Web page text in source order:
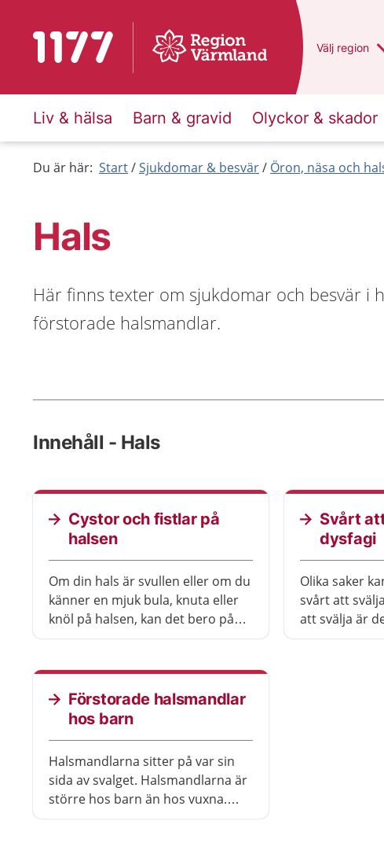
Till startsidan för 1177 Du har valt
Välj en annan
region
Liv & hälsa Barn & gravid Olyckor & skador
Du är här: Start Sjukdomar & besvär Öron, näsa och
Hals
Här finns texter om sjukdomar och besvär i
förstorade halsmandlar.
Innehåll - Hals
Cystor och fistlar på
halsen
Om din hals är svullen eller om du
känner en mjuk bula, knuta eller
knöl på halsen, kan det bero på
finns det också en gång mellan
cystan och en liten öppning i
huden. Det kallas för en fistel.
opereras bort.
Svårt
dysfagi
Olika saker
svårt att
att svälja är
Förstorade halsmandlar
hos barn
Halsmandlarna sitter på var sin
sida av svalget. Halsmandlarna är
större hos barn än hos vuxna.